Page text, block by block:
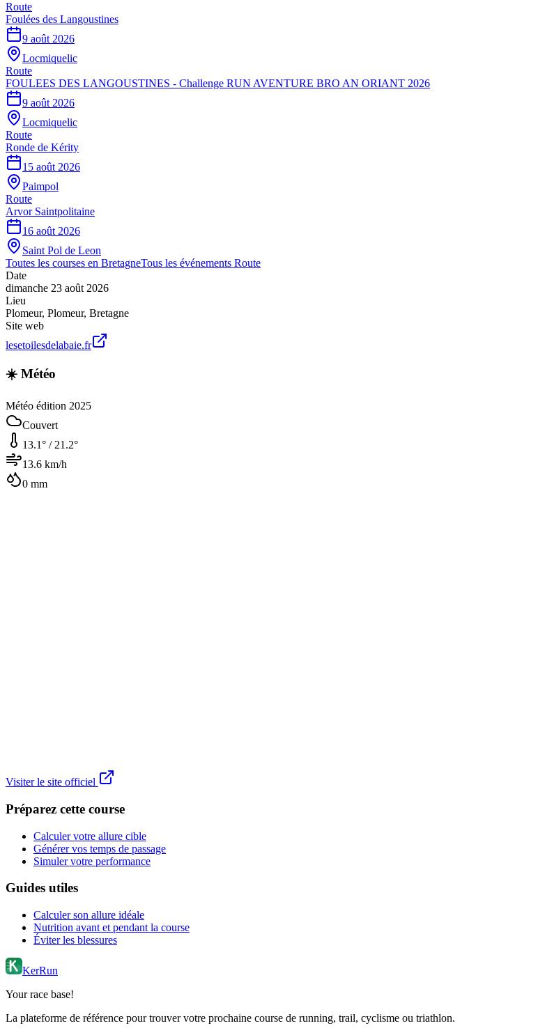
Route
Foulées des Langoustines
9 août 2026
Locmiquelic
Route
FOULEES DES LANGOUSTINES - Challenge RUN AVENTURE BRO AN ORIANT 2026
9 août 2026
Locmiquelic
Route
Ronde de Kérity
15 août 2026
Paimpol
Route
Arvor Saintpolitaine
16 août 2026
Saint Pol de Leon
Toutes les courses en BretagneTous les événements Route
Date
dimanche 23 août 2026
Lieu
Plomeur, Plomeur, Bretagne
Site web
lesetoilesdelabaie.fr
☀️ Météo
Météo édition 2025
Couvert
13.1° / 21.2°
13.6 km/h
0 mm
Visiter le site officiel
Préparez cette course
Calculer votre allure cible
Générer vos temps de passage
Simuler votre performance
Guides utiles
Calculer son allure idéale
Nutrition avant et pendant la course
Éviter les blessures
KerRun
Your race base!
La plateforme de référence pour trouver votre prochaine course de running, trail, cyclisme ou triathlon.